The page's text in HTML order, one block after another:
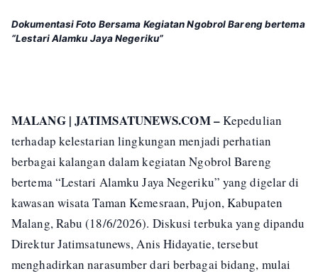
Dokumentasi Foto Bersama Kegiatan Ngobrol Bareng bertema
“Lestari Alamku Jaya Negeriku”
MALANG | JATIMSATUNEWS.COM –Kepedulian
terhadap kelestarian lingkungan menjadi perhatian
berbagai kalangan dalam kegiatan Ngobrol Bareng
bertema “Lestari Alamku Jaya Negeriku” yang digelar di
kawasan wisata Taman Kemesraan, Pujon, Kabupaten
Malang, Rabu (18/6/2026). Diskusi terbuka yang dipandu
Direktur Jatimsatunews, Anis Hidayatie, tersebut
menghadirkan narasumber dari berbagai bidang, mulai